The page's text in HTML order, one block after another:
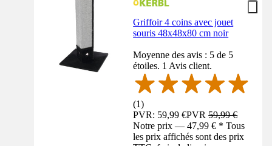
Griffoir 4 coins avec jouet
souris 48x48x80 cm noir
Moyenne des avis : 5 de 5
étoiles. 1 Avis client.
(1)
PVR: 59,99 €PVR59,99 €
Notre prix — 47,99 € * Tous
les prix affichés sont des prix